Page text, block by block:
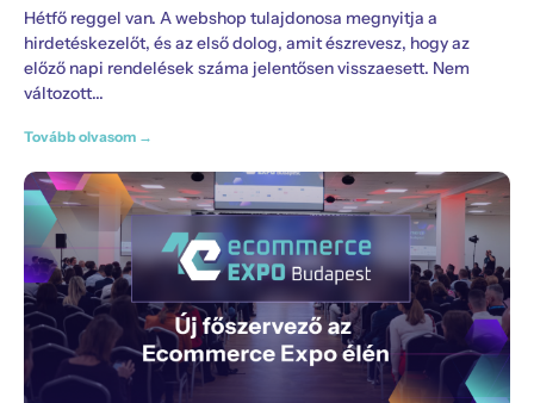
Hétfő reggel van. A webshop tulajdonosa megnyitja a
hirdetéskezelőt, és az első dolog, amit észrevesz, hogy az
előző napi rendelések száma jelentősen visszaesett. Nem
változott
Tovább olvasom →